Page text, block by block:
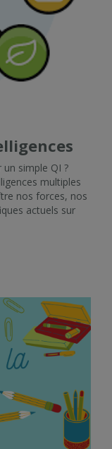
simple QI ?
multiples
nos forces, nos
actuels sur